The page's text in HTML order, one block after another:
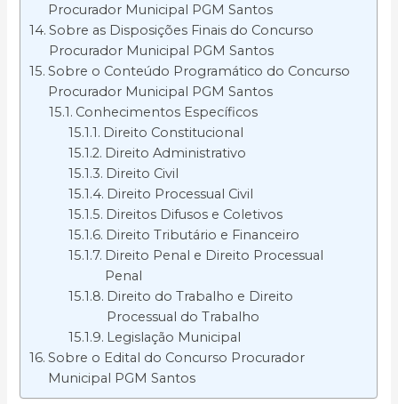
Procurador Municipal PGM Santos
Sobre as Disposições Finais do Concurso
Procurador Municipal PGM Santos
Sobre o Conteúdo Programático do Concurso
Procurador Municipal PGM Santos
Conhecimentos Específicos
Direito Constitucional
Direito Administrativo
Direito Civil
Direito Processual Civil
Direitos Difusos e Coletivos
Direito Tributário e Financeiro
Direito Penal e Direito Processual
Penal
Direito do Trabalho e Direito
Processual do Trabalho
Legislação Municipal
Sobre o Edital do Concurso Procurador
Municipal PGM Santos